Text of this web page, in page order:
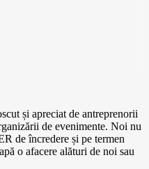
și apreciat de antreprenorii
de evenimente. Noi nu
de încredere și pe termen
o afacere alături de noi sau